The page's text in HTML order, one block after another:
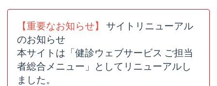
【重要なお知らせ】
サイトリニューアル
のお知らせ
本サイトは「健診ウェブサービス ご担当
者総合メニュー」としてリニューアルし
ました。